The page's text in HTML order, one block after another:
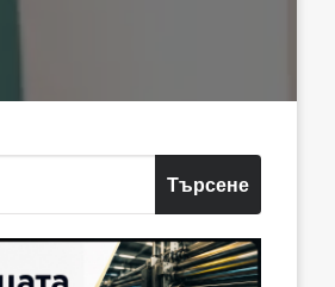
Търсене